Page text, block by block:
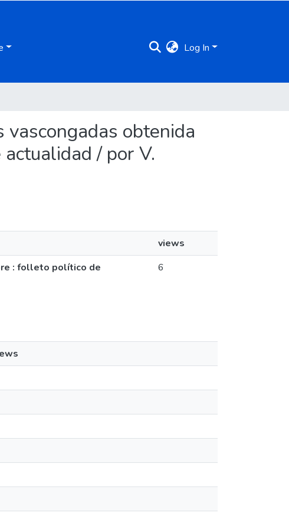
Log In
obtenida
/ por V.
views
: folleto político de
6